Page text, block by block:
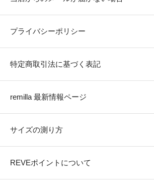
プライバシーポリシー
特定商取引法に基づく表記
remilla 最新情報ページ
サイズの測り方
REVEポイントについて